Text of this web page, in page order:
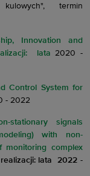
termin
Innovation and
lata2020 -
Control System for
- 2022
stationary signals
with non-
monitoring complex
lata 2022 -